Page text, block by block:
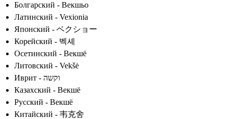
Болгарский - Векшьо
Латинский - Vexionia
Японский - ベクショー
Корейский - 벡셰
Осетинский - Векшё
Литовский - Vekšė
Иврит - וקשה
Казахский - Векшё
Русский - Векшё
Китайский - 韦克舍